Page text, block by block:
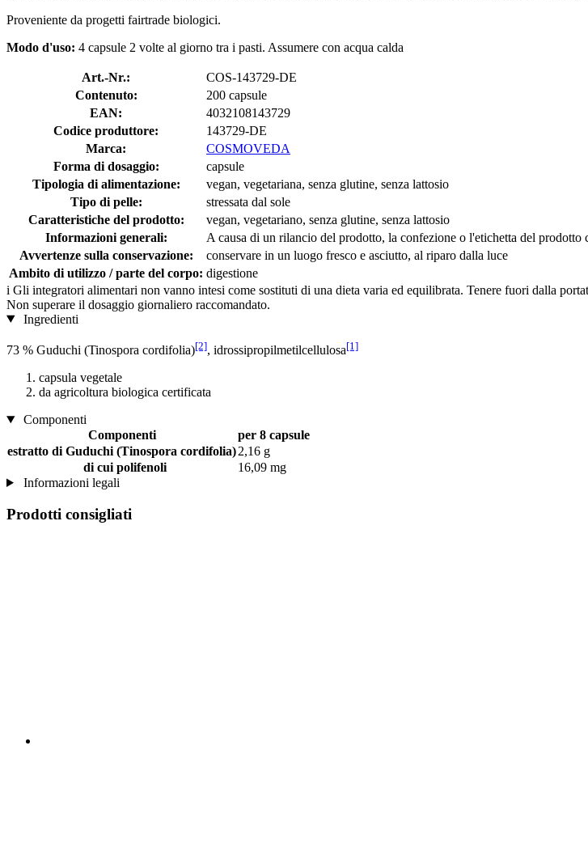
Proveniente da progetti fairtrade biologici.
Modo d'uso: 4 capsule 2 volte al giorno tra i pasti. Assumere con acqua calda
Art.-Nr.:
COS-143729-DE
Contenuto:
200 capsule
EAN:
4032108143729
Codice produttore:
143729-DE
Marca:
COSMOVEDA
Forma di dosaggio:
capsule
Tipologia di alimentazione:
vegan, vegetariana, senza glutine, senza lattosio
Tipo di pelle:
stressata dal sole
Caratteristiche del prodotto:
vegan, vegetariano, senza glutine, senza lattosio
Informazioni generali:
A causa di un rilancio del prodotto, la confezione o l'etichetta del
Avvertenze sulla conservazione:
conservare in un luogo fresco e asciutto, al riparo dalla luce
Ambito di utilizzo / parte del corpo: digestione
i Gli integratori alimentari non vanno intesi come sostituti di una dieta varia ed equilibrata. Tenere fuori dalla
Non superare il dosaggio giornaliero raccomandato.
Ingredienti
73 % Guduchi (Tinospora cordifolia)[2], idrossipropilmetilcellulosa[1]
capsula vegetale
da agricoltura biologica certificata
Componenti
Componenti
per 8 capsule
estratto di Guduchi (Tinospora cordifolia)2,16 g
di cui polifenoli
16,09 mg
Informazioni legali
Prodotti consigliati